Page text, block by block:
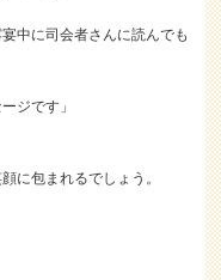
中に司会者さんに読んでも
ジです」
に包まれるでしょう。